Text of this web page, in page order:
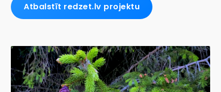
Atbalstīt redzet.lv projektu